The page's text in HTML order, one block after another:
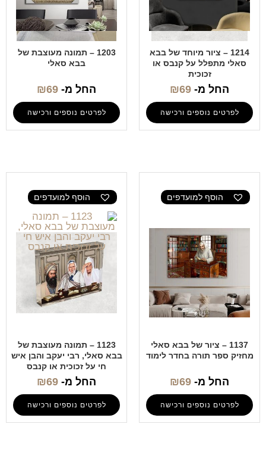
1214 – ציור מיוחד של בבא
סאלי מתפלל על קנבס או
זכוכית
החל מ- ₪69
לפרטים נוספים ורכישה
1203 – תמונה מעוצבת של
בבא סאלי
החל מ- ₪69
לפרטים נוספים ורכישה
הוסף למועדפים
1137 – ציור של בבא סאלי
מחזיק ספר תורה בחדר לימוד
החל מ- ₪69
לפרטים נוספים ורכישה
הוסף למועדפים
1123 – תמונה מעוצבת של
בבא סאלי, רבי יעקב והבן איש
חי על זכוכית או קנבס
החל מ- ₪69
לפרטים נוספים ורכישה